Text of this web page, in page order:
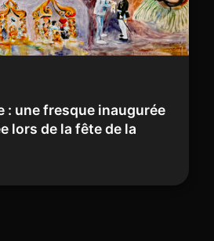
: une fresque inaugurée
lors de la fête de la